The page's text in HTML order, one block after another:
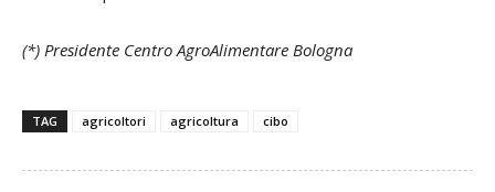
(*) Presidente Centro AgroAlimentare Bologna
TAG agricoltori agricoltura cibo